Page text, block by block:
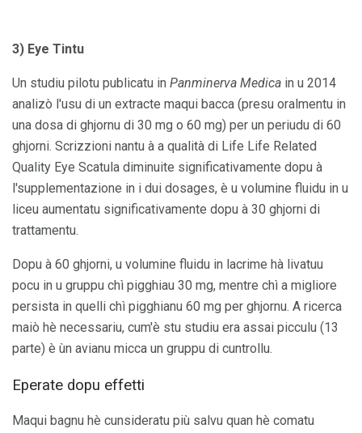
3) Eye Tintu
Un studiu pilotu publicatu in Panminerva Medica in u 2014
analizò l'usu di un extracte maqui bacca (presu oralmentu in
una dosa di ghjornu di 30 mg o 60 mg) per un periudu di 60
ghjorni. Scrizzioni nantu à a qualità di Life Life Related
Quality Eye Scatula diminuite significativamente dopu à
l'supplementazione in i dui dosages, è u volumine fluidu in u
liceu aumentatu significativamente dopu à 30 ghjorni di
trattamentu.
Dopu à 60 ghjorni, u volumine fluidu in lacrime hà livatuu
pocu in u gruppu chì pigghiau 30 mg, mentre chì a migliore
persista in quelli chì pigghianu 60 mg per ghjornu. A ricerca
maiò hè necessariu, cum'è stu studiu era assai picculu (13
parte) è ùn avianu micca un gruppu di cuntrollu.
Eperate dopu effetti
Maqui bagnu hè cunsideratu più salvu quan hè comatu